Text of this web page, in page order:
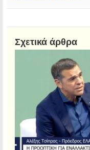
Σχετικά άρθρα